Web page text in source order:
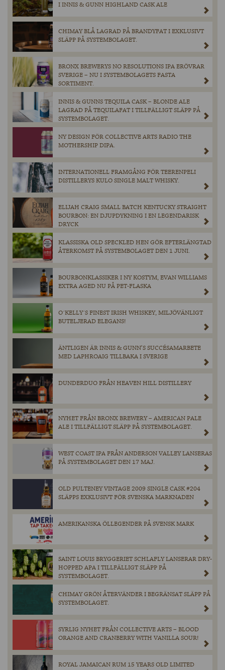
I INNIS & GUNN HIGHLAND CASK ALE
CHIMAY BLÅ LAGRAD PÅ BRANDYFAT I EXKLUSIVT
SLÄPP PÅ SYSTEMBOLAGET.
BRONX BREWERYS NO RESOLUTIONS IPA ERÖVRAR
SVERIGE – NU I SYSTEMBOLAGETS FASTA
SORTIMENT.
INNIS & GUNNS TEQUILA CASK – BLONDE ALE
LAGRAD PÅ TEQUILAFAT I TILLFÄLLIGT SLÄPP PÅ
SYSTEMBOLAGET.
NY DESIGN FÖR COLLECTIVE ARTS RADIO THE
MOTHERSHIP DIPA.
INTERNATIONELL FRAMGÅNG FÖR TEERENPELI
DISTILLERYS KULO SINGLE MALT WHISKY.
ELIJAH CRAIG SMALL BATCH KENTUCKY STRAIGHT
BOURBON: EN DJUPDYKNING I EN LEGENDARISK
DRYCK
KLASSISKA OLD SPECKLED HEN GÖR EFTERLÄNGTAD
ÅTERKOMST PÅ SYSTEMBOLAGET DEN 1 JUNI.
BOURBONKLASSIKER I NY KOSTYM, EVAN WILLIAMS
EXTRA AGED NU PÅ PET-FLASKA
O´KELLY´S FINEST IRISH WHISKEY, MILJÖVÄNLIGT
BUTELJERAD ELEGANS!
ÄNTLIGEN ÄR INNIS & GUNN’S SUCCÉSAMARBETE
MED LAPHROAIG TILLBAKA I SVERIGE
DUNDERDUO FRÅN HEAVEN HILL DISTILLERY
NYHET FRÅN BRONX BREWERY – AMERICAN PALE
ALE I TILLFÄLLIGT SLÄPP PÅ SYSTEMBOLAGET.
WEST COAST IPA FRÅN ANDERSON VALLEY LANSERAS
PÅ SYSTEMBOLAGET DEN 17 MAJ.
OLD PULTENEY VINTAGE 2009 SINGLE CASK #204
SLÄPPS EXKLUSIVT FÖR SVENSKA MARKNADEN
AMERIKANSKA ÖLLEGENDER PÅ SVENSK MARK
SAINT LOUIS BRYGGERIET SCHLAFLY LANSERAR DRY-
HOPPED APA I TILLFÄLLIGT SLÄPP PÅ
SYSTEMBOLAGET.
CHIMAY GRÖN ÅTERVÄNDER I BEGRÄNSAT SLÄPP PÅ
SYSTEMBOLAGET.
SYRLIG NYHET FRÅN COLLECTIVE ARTS – BLOOD
ORANGE AND CRANBERRY WITH VANILLA SOUR!
ROYAL JAMAICAN RUM 15 YEARS OLD LIMITED